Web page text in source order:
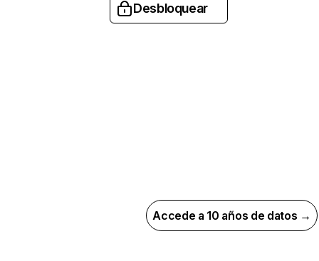
Desbloquear
Accede a 10 años de datos →